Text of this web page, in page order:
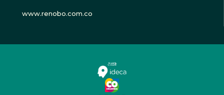
www.renobo.com.co